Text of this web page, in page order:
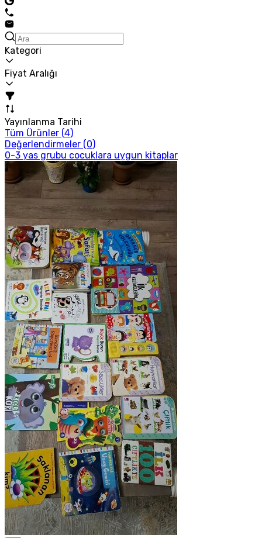
Kategori
Fiyat Aralığı
Yayınlanma Tarihi
Tüm Ürünler (4)
Değerlendirmeler (0)
0-3 yas grubu cocuklara uygun kitaplar